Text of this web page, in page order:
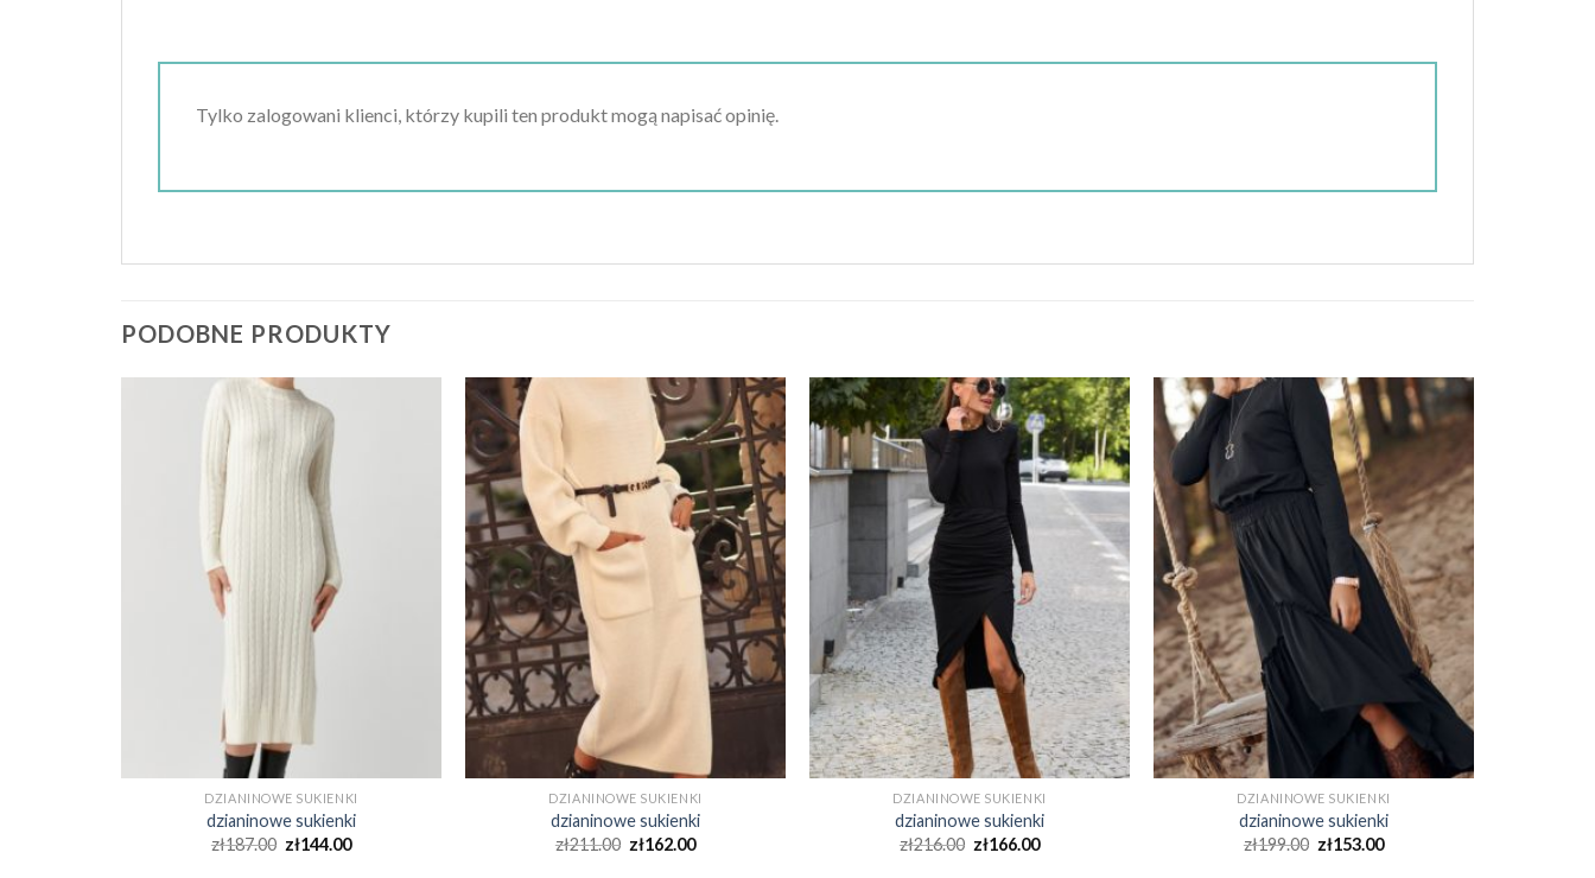
Tylko zalogowani klienci, którzy kupili ten produkt mogą napisać opinię.
PODOBNE PRODUKTY
DZIANINOWE SUKIENKI
dzianinowe sukienki
zł187.00 zł144.00
DZIANINOWE SUKIENKI
dzianinowe sukienki
zł211.00 zł162.00
DZIANINOWE SUKIENKI
dzianinowe sukienki
zł216.00 zł166.00
DZIANINOWE SUKIENKI
dzianinowe sukienki
zł199.00 zł153.00